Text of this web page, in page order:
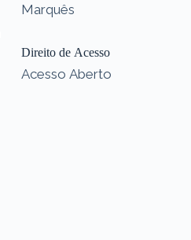
Marquês
Direito de Acesso
Acesso Aberto